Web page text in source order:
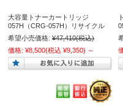
大容量トナーカートリッジ
057H（CRG-057H）リサイクル
希望小売価格: ¥47,410(税込)
価格: ¥8,500(税込 ¥9,350) ～